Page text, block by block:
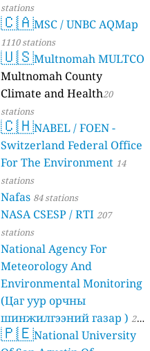
stations
🇨🇦MSC / UNBC AQMap
1110 stations
🇺🇸Multnomah MULTCO
Multnomah County
Climate and Health20
stations
🇨🇭NABEL / FOEN -
Switzerland Federal Office
For The Environment 14
stations
Nafas 84 stations
NASA CSESP / RTI 207
stations
National Agency For
Meteorology And
Environmental Monitoring
(Цаг уур орчны
шинжилгээний газар ) 21
stations
🇵🇪National University